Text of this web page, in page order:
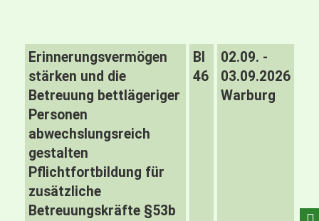
Erinnerungsvermögen
stärken und die
Betreuung bettlägeriger
Personen
abwechslungsreich
gestalten
Pflichtfortbildung für
zusätzliche
Betreuungskräfte §53b
BI
46
02.09. -
03.09.2026
Warburg